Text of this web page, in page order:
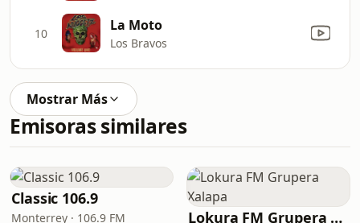
10 La Moto
Los Bravos
Mostrar Más
Emisoras similares
Classic 106.9
Monterrey · 106.9 FM Lokura FM Grupera Xalapa